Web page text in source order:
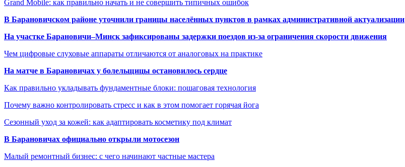
Grand Mobile: как правильно начать и не совершить типичных ошибок
В Барановичском районе уточнили границы населённых пунктов в рамках административной актуализации
На участке Барановичи–Минск зафиксированы задержки поездов из-за ограничения скорости движения
Чем цифровые слуховые аппараты отличаются от аналоговых на практике
На матче в Барановичах у болельщицы остановилось сердце
Как правильно укладывать фундаментные блоки: пошаговая технология
Почему важно контролировать стресс и как в этом помогает горячая йога
Сезонный уход за кожей: как адаптировать косметику под климат
В Барановичах официально открыли мотосезон
Малый ремонтный бизнес: с чего начинают частные мастера